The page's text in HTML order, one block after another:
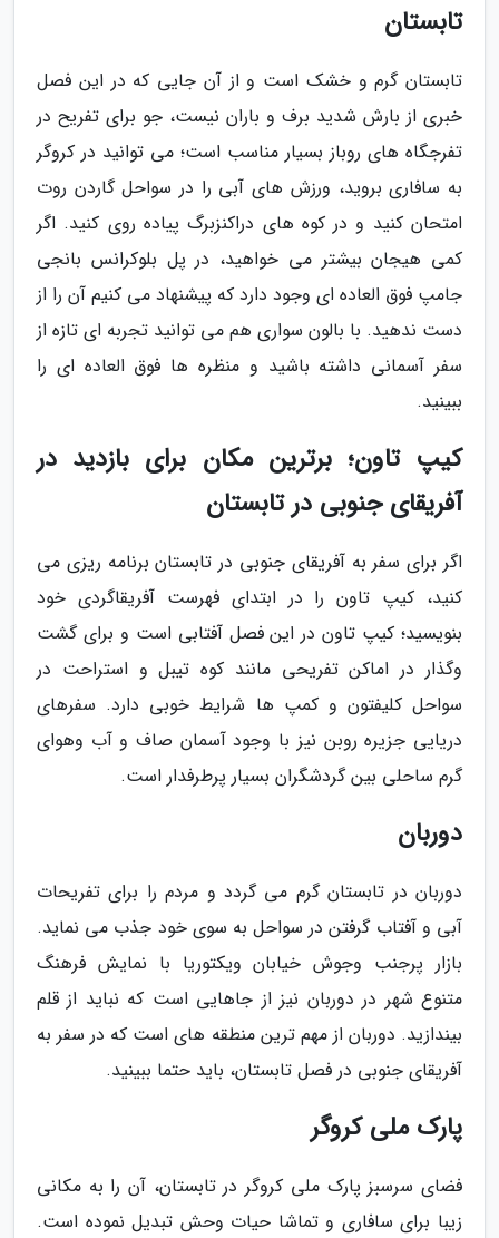
تابستان
تابستان گرم و خشک است و از آن جایی که در این فصل
خبری از بارش شدید برف و باران نیست، جو برای تفریح در
تفرجگاه های روباز بسیار مناسب است؛ می توانید در کروگر
به سافاری بروید، ورزش های آبی را در سواحل گاردن روت
امتحان کنید و در کوه های دراکنزبرگ پیاده روی کنید. اگر
کمی هیجان بیشتر می خواهید، در پل بلوکرانس بانجی
جامپ فوق العاده ای وجود دارد که پیشنهاد می کنیم آن را از
دست ندهید. با بالون سواری هم می توانید تجربه ای تازه از
سفر آسمانی داشته باشید و منظره ها فوق العاده ای را
ببینید.
کیپ تاون؛ برترین مکان برای بازدید در
آفریقای جنوبی در تابستان
اگر برای سفر به آفریقای جنوبی در تابستان برنامه ریزی می
کنید، کیپ تاون را در ابتدای فهرست آفریقاگردی خود
بنویسید؛ کیپ تاون در این فصل آفتابی است و برای گشت
وگذار در اماکن تفریحی مانند کوه تیبل و استراحت در
سواحل کلیفتون و کمپ ها شرایط خوبی دارد. سفرهای
دریایی جزیره روبن نیز با وجود آسمان صاف و آب وهوای
گرم ساحلی بین گردشگران بسیار پرطرفدار است.
دوربان
دوربان در تابستان گرم می گردد و مردم را برای تفریحات
آبی و آفتاب گرفتن در سواحل به سوی خود جذب می نماید.
بازار پرجنب وجوش خیابان ویکتوریا با نمایش فرهنگ
متنوع شهر در دوربان نیز از جاهایی است که نباید از قلم
بیندازید. دوربان از مهم ترین منطقه های است که در سفر به
آفریقای جنوبی در فصل تابستان، باید حتما ببینید.
پارک ملی کروگر
فضای سرسبز پارک ملی کروگر در تابستان، آن را به مکانی
زیبا برای سافاری و تماشا حیات وحش تبدیل نموده است.